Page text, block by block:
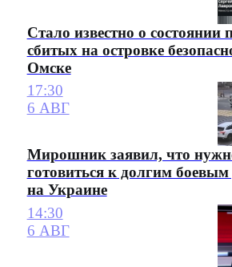
Стало известно о состоянии
сбитых на островке
Омске
17:30
6 АВГ
Мирошник заявил, что
готовиться к долгим боевым
на Украине
14:30
6 АВГ